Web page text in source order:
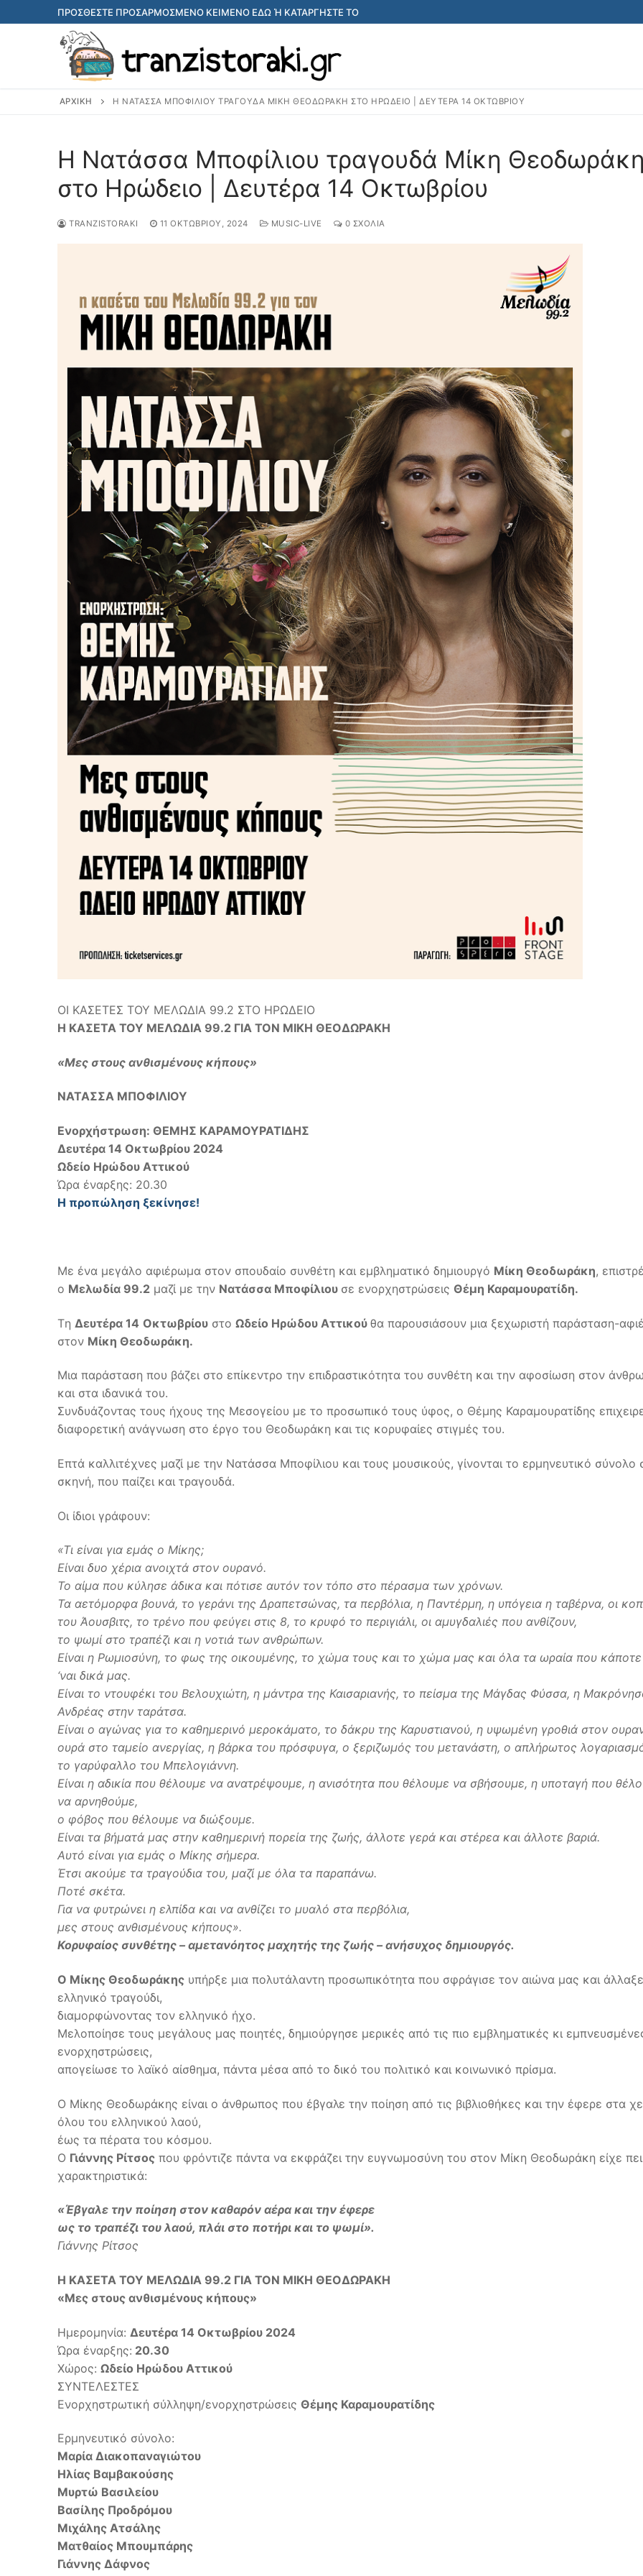
στο
περιεχόμενο
ΠΡΟΣΘΈΣΤΕ ΠΡΟΣΑΡΜΟΣΜΈΝΟ ΚΕΊΜΕΝΟ ΕΔΏ Ή ΚΑΤΑΡΓΉΣΤΕ ΤΟ
ΑΡΧΙΚΉ Η ΝΑΤΆΣΣΑ ΜΠΟΦΊΛΙΟΥ ΤΡΑΓΟΥΔΆ ΜΊΚΗ ΘΕΟΔΩΡΆΚΗ ΣΤΟ ΗΡΏΔΕΙΟ | ΔΕΥΤΈΡΑ 14 ΟΚΤΩΒΡΊΟΥ
Η Νατάσσα Μποφίλιου τραγουδά Μίκη
στο Ηρώδειο | Δευτέρα 14 Οκτωβρίου
TRANZISTORAKI 11 ΟΚΤΩΒΡΊΟΥ, 2024 MUSIC-LIVE 0 ΣΧΌΛΙΑ
ΟΙ ΚΑΣΕΤΕΣ ΤΟΥ ΜΕΛΩΔΙΑ 99.2 ΣΤΟ ΗΡΩΔΕΙΟ
Η ΚΑΣΕΤΑ ΤΟΥ ΜΕΛΩΔΙΑ 99.2 ΓΙΑ ΤΟΝ ΜΙΚΗ ΘΕΟΔΩΡΑΚΗ
«Μες στους ανθισμένους κήπους»
ΝΑΤΑΣΣΑ ΜΠΟΦΙΛΙΟΥ
Ενορχήστρωση: ΘΕΜΗΣ ΚΑΡΑΜΟΥΡΑΤΙΔΗΣ
Δευτέρα 14 Οκτωβρίου 2024
Ωδείο Ηρώδου Αττικού
Ώρα έναρξης: 20.30
H προπώληση ξεκίνησε!
Με ένα μεγάλο αφιέρωμα στον σπουδαίο συνθέτη και εμβληματικό δημιουργό Μίκη Θεοδωράκη,
ο Μελωδία 99.2 μαζί με την Νατάσσα Μποφίλιου σε ενορχηστρώσεις Θέμη Καραμουρατίδη.
Tη Δευτέρα 14 Οκτωβρίου στο Ωδείο Ηρώδου Αττικού θα παρουσιάσουν μια ξεχωριστή παράσταση-
στον Μίκη Θεοδωράκη.
Μια παράσταση που βάζει στο επίκεντρο την επιδραστικότητα του συνθέτη και την αφοσίωση στον
και στα ιδανικά του.
Συνδυάζοντας τους ήχους της Μεσογείου με το προσωπικό τους ύφος, ο Θέμης Καραμουρατίδης
διαφορετική ανάγνωση στο έργο του Θεοδωράκη και τις κορυφαίες στιγμές του.
Επτά καλλιτέχνες μαζί με την Νατάσσα Μποφίλιου και τους μουσικούς, γίνονται το ερμηνευτικό σύνολο
σκηνή, που παίζει και τραγουδά.
Οι ίδιοι γράφουν:
«Τι είναι για εμάς ο Μίκης;
Είναι δυο χέρια ανοιχτά στον ουρανό.
Το αίμα που κύλησε άδικα και πότισε αυτόν τον τόπο στο πέρασμα των χρόνων.
Τα αετόμορφα βουνά, το γεράνι της Δραπετσώνας, τα περβόλια, η Παντέρμη, η υπόγεια η ταβέρνα, οι
του Άουσβιτς, το τρένο που φεύγει στις 8, το κρυφό το περιγιάλι, οι αμυγδαλιές που ανθίζουν,
το ψωμί στο τραπέζι και η νοτιά των ανθρώπων.
Είναι η Ρωμιοσύνη, το φως της οικουμένης, το χώμα τους και το χώμα μας και όλα τα ωραία που
‘ναι δικά μας.
Είναι το ντουφέκι του Βελουχιώτη, η μάντρα της Καισαριανής, το πείσμα της Μάγδας Φύσσα, η
Ανδρέας στην ταράτσα.
Είναι ο αγώνας για το καθημερινό μεροκάματο, το δάκρυ της Καρυστιανού, η υψωμένη γροθιά στον
ουρά στο ταμείο ανεργίας, η βάρκα του πρόσφυγα, ο ξεριζωμός του μετανάστη, ο απλήρωτος
το γαρύφαλλο του Μπελογιάννη.
Είναι η αδικία που θέλουμε να ανατρέψουμε, η ανισότητα που θέλουμε να σβήσουμε, η υποταγή που
να αρνηθούμε,
ο φόβος που θέλουμε να διώξουμε.
Είναι τα βήματά μας στην καθημερινή πορεία της ζωής, άλλοτε γερά και στέρεα και άλλοτε βαριά.
Αυτό είναι για εμάς ο Μίκης σήμερα.
Έτσι ακούμε τα τραγούδια του, μαζί με όλα τα παραπάνω.
Ποτέ σκέτα.
Για να φυτρώνει η ελπίδα και να ανθίζει το μυαλό στα περβόλια,
μες στους ανθισμένους κήπους».
Κορυφαίος συνθέτης – αμετανόητος μαχητής της ζωής – ανήσυχος δημιουργός.
Ο Μίκης Θεοδωράκης υπήρξε μια πολυτάλαντη προσωπικότητα που σφράγισε τον αιώνα μας και
ελληνικό τραγούδι,
διαμορφώνοντας τον ελληνικό ήχο.
Μελοποίησε τους μεγάλους μας ποιητές, δημιούργησε μερικές από τις πιο εμβληματικές κι
ενορχηστρώσεις,
απογείωσε το λαϊκό αίσθημα, πάντα μέσα από το δικό του πολιτικό και κοινωνικό πρίσμα.
Ο Μίκης Θεοδωράκης είναι ο άνθρωπος που έβγαλε την ποίηση από τις βιβλιοθήκες και την έφερε στα
όλου του ελληνικού λαού,
έως τα πέρατα του κόσμου.
Ο Γιάννης Ρίτσος που φρόντιζε πάντα να εκφράζει την ευγνωμοσύνη του στον Μίκη Θεοδωράκη είχε πει
χαρακτηριστικά:
«Έβγαλε την ποίηση στον καθαρόν αέρα και την έφερε
ως το τραπέζι του λαού, πλάι στο ποτήρι και το ψωμί».
Γιάννης Ρίτσος
Η ΚΑΣΕΤΑ ΤΟΥ ΜΕΛΩΔΙΑ 99.2 ΓΙΑ ΤΟΝ ΜΙΚΗ ΘΕΟΔΩΡΑΚΗ
«Μες στους ανθισμένους κήπους»
Ημερομηνία: Δευτέρα 14 Οκτωβρίου 2024
Ώρα έναρξης: 20.30
Χώρος: Ωδείο Ηρώδου Αττικού
ΣΥΝΤΕΛΕΣΤΕΣ
Ενορχηστρωτική σύλληψη/ενορχηστρώσεις Θέμης Καραμουρατίδης
Ερμηνευτικό σύνολο:
Μαρία Διακοπαναγιώτου
Ηλίας Βαμβακούσης
Μυρτώ Βασιλείου
Βασίλης Προδρόμου
Μιχάλης Ατσάλης
Ματθαίος Μπουμπάρης
Γιάννης Δάφνος